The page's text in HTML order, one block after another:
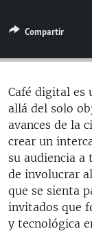
ESPECIALES
ESPECIALES
LA REALIDAD
SER VIEJO EN
KENTU-CUBANO
LOS SANTOS
LA INVASIÓN
MULTIMEDIA
EDITORIALES
SÍGUENOS
Compartir
Café digital es
allá del solo
avances de la
crear un
su audiencia a
de involucrar
que se sienta
invitados que
y tecnológica